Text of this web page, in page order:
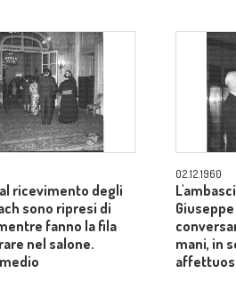
ricevimento degli
sono ripresi di
fanno la fila
nel salone.
02.12.1960
mani, in